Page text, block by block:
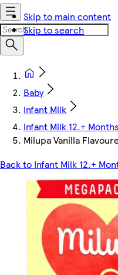
Skip to main content
Skip to search
Baby
Infant Milk
Infant Milk 12.+ Months
Milupa Vanilla
Back to Infant Milk 12.+